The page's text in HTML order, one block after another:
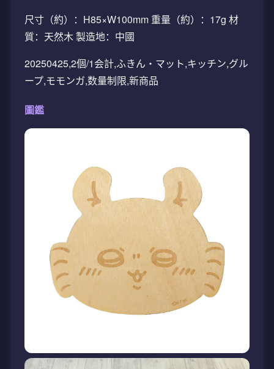
尺寸（約）：H85×W100mm 重量（約）：17g 材
質：天然木 製造地：中國
20250425,2個/1会計,ふきん・マット,キッチン,グル
ープ,モモンガ,数量制限,新商品
圖鑑